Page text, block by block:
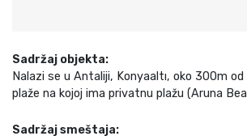
Sadržaj objekta:
Nalazi se u Antaliji, Konyaaltı, oko 300m
plaže na kojoj ima privatnu plažu (Aruna
Sadržaj smeštaja: